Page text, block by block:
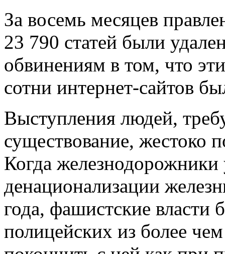
За восемь месяцев
23 790 статей были
обвинениям в том, что
сотни интернет-сайтов
Выступления людей,
существование, жестоко
Когда железнодорожники
денационализации
года, фашистские власти
полицейских из более